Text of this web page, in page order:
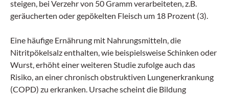
steigen, bei Verzehr von 50 Gramm verarbeiteten, z.B.
geräucherten oder gepökelten Fleisch um 18 Prozent (3).
Eine häufige Ernährung mit Nahrungsmitteln, die
Nitritpökelsalz enthalten, wie beispielsweise Schinken oder
Wurst, erhöht einer weiteren Studie zufolge auch das
Risiko, an einer chronisch obstruktiven Lungenerkrankung
(COPD) zu erkranken. Ursache scheint die Bildung